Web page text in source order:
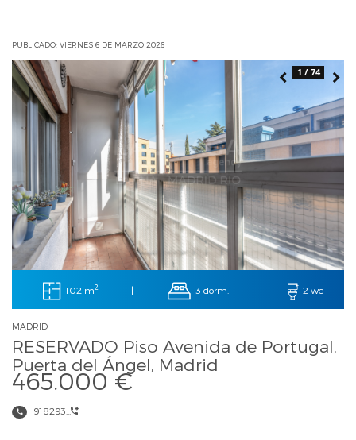
PUBLICADO: VIERNES 6 DE MARZO 2026
1 / 74
102 m2 | 3 dorm. | 2 wc
MADRID
RESERVADO Piso Avenida de Portugal,
Puerta del Ángel, Madrid
465.000 €
918293...